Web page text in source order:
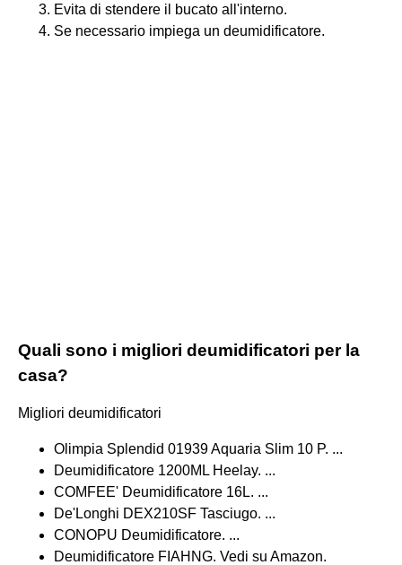
Evita di stendere il bucato all'interno.
Se necessario impiega un deumidificatore.
Quali sono i migliori deumidificatori per la
casa?
Migliori deumidificatori
Olimpia Splendid 01939 Aquaria Slim 10 P. ...
Deumidificatore 1200ML Heelay. ...
COMFEE' Deumidificatore 16L. ...
De'Longhi DEX210SF Tasciugo. ...
CONOPU Deumidificatore. ...
Deumidificatore FIAHNG. Vedi su Amazon.